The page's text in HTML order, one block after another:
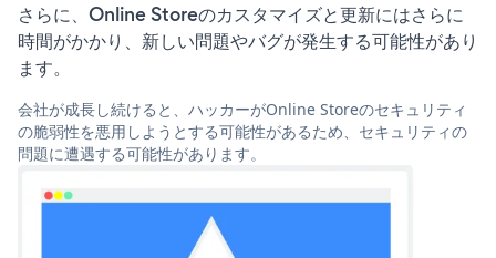
さらに、Online Storeのカスタマイズと更新にはさらに
時間がかかり、新しい問題やバグが発生する可能性があり
ます。
会社が成長し続けると、ハッカーがOnline Storeのセキュリティ
の脆弱性を悪用しようとする可能性があるため、セキュリティの
問題に遭遇する可能性があります。